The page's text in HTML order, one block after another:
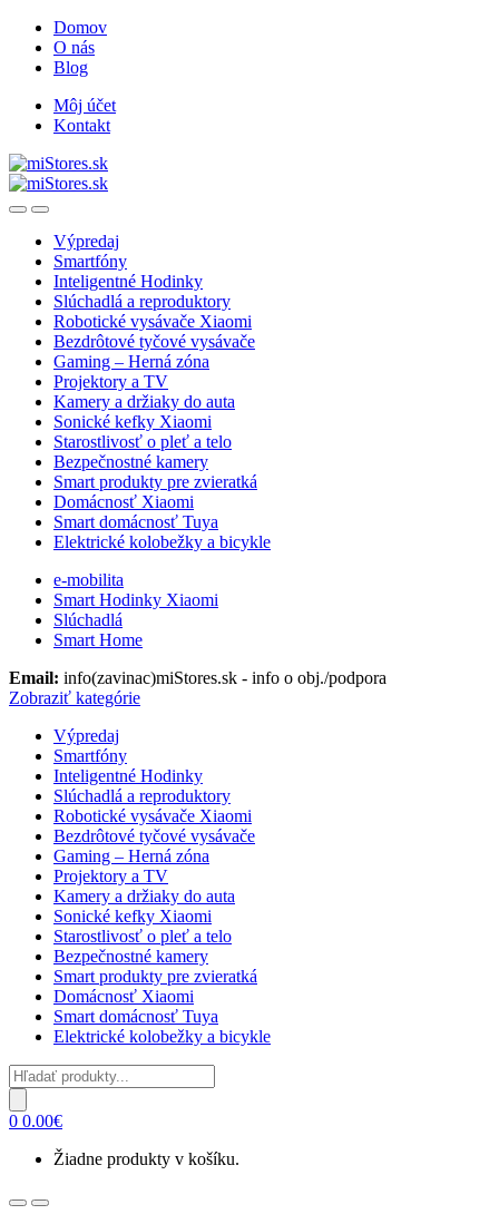
Skip
navigation
Skip
content
Domov
O nás
Blog
Môj účet
Kontakt
OpenClose
Výpredaj
Smartfóny
Inteligentné Hodinky
Slúchadlá a reproduktory
Robotické vysávače Xiaomi
Bezdrôtové tyčové vysávače
Gaming – Herná zóna
Projektory a TV
Kamery a držiaky do auta
Sonické kefky Xiaomi
Starostlivosť o pleť a telo
Bezpečnostné kamery
Smart produkty pre zvieratká
Domácnosť Xiaomi
Smart domácnosť Tuya
Elektrické kolobežky a bicykle
e-mobilita
Smart Hodinky Xiaomi
Slúchadlá
Smart Home
Email: info(zavinac)miStores.sk - info o obj./podpora
Zobraziť kategórie
Výpredaj
Smartfóny
Inteligentné Hodinky
Slúchadlá a reproduktory
Robotické vysávače Xiaomi
Bezdrôtové tyčové vysávače
Gaming – Herná zóna
Projektory a TV
Kamery a držiaky do auta
Sonické kefky Xiaomi
Starostlivosť o pleť a telo
Bezpečnostné kamery
Smart produkty pre zvieratká
Domácnosť Xiaomi
Smart domácnosť Tuya
Elektrické kolobežky a bicykle
Products
search
0 0.00€
Žiadne produkty v košíku.
OpenClose